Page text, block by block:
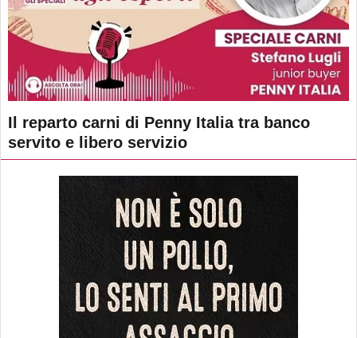
Il reparto carni di Penny Italia tra banco
servito e libero servizio